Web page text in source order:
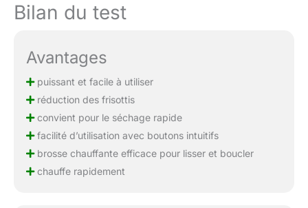
Bilan du test
Avantages
puissant et facile à utiliser
réduction des frisottis
convient pour le séchage rapide
facilité d’utilisation avec boutons intuitifs
brosse chauffante efficace pour lisser et boucler
chauffe rapidement